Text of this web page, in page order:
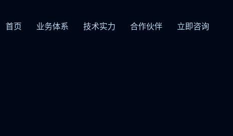
首页 业务体系 技术实力 合作伙伴 立即咨询